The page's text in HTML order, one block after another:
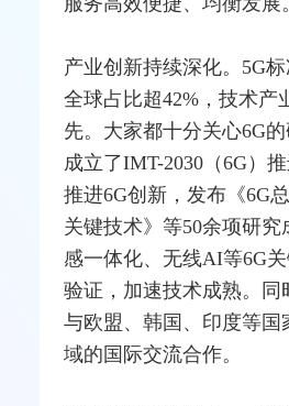
产业创新持续深化。5G
全球占比超42%，技术产
先。大家都十分关心6G
成立了IMT-2030（6G）
推进6G创新，发布《6G
关键技术》等50余项研究
感一体化、无线AI等6G
验证，加速技术成熟。同
与欧盟 、韩国、印度等国
域的国际交流合作。